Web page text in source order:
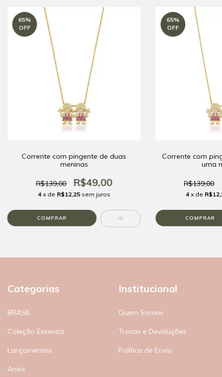
65%
OFF
Corrente com pingente de duas
meninas
R$139,00 R$49,00
4 x de R$12,25 sem juros
65%
OFF
Corrente com
uma
R$139,00
4 x de
Categorias
BRASIL
Coleção Essenza
Lançamentos
Anéis
Institucional
Quem Somos
Trocas e Devoluções
Política de Envio